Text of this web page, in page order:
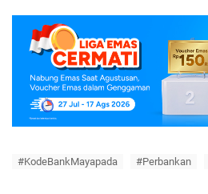
#KodeBankMayapada #Perbankan